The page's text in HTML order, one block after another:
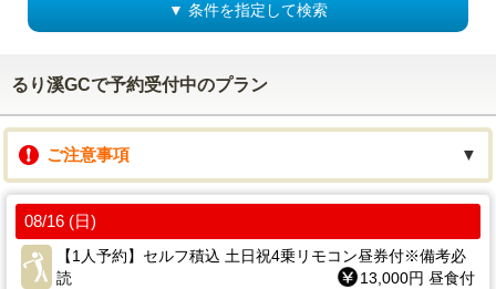
▼ 条件を指定して検索
るり溪GCで予約受付中のプラン
ご注意事項 ▼
08/16 (日)
【1人予約】セルフ積込 土日祝4乗リモコン昼券付※備考必
読
13,000円 昼食付